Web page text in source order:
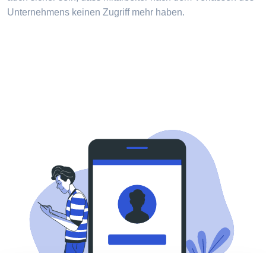
Unternehmens keinen Zugriff mehr haben.